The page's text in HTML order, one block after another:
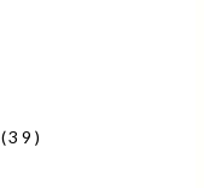
(39)